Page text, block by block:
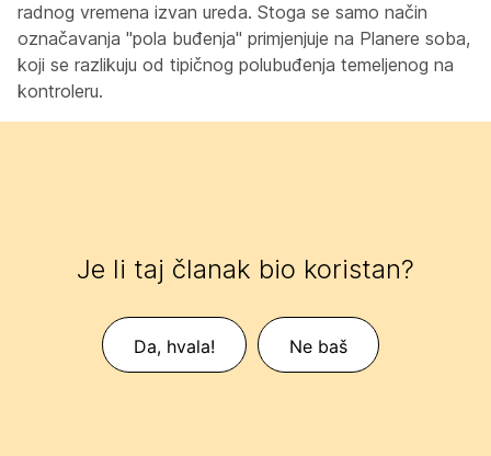
radnog vremena izvan ureda. Stoga se samo način
označavanja "pola buđenja" primjenjuje na Planere soba,
koji se razlikuju od tipičnog polubuđenja temeljenog na
kontroleru.
Je li taj članak bio koristan?
Da, hvala! Ne baš